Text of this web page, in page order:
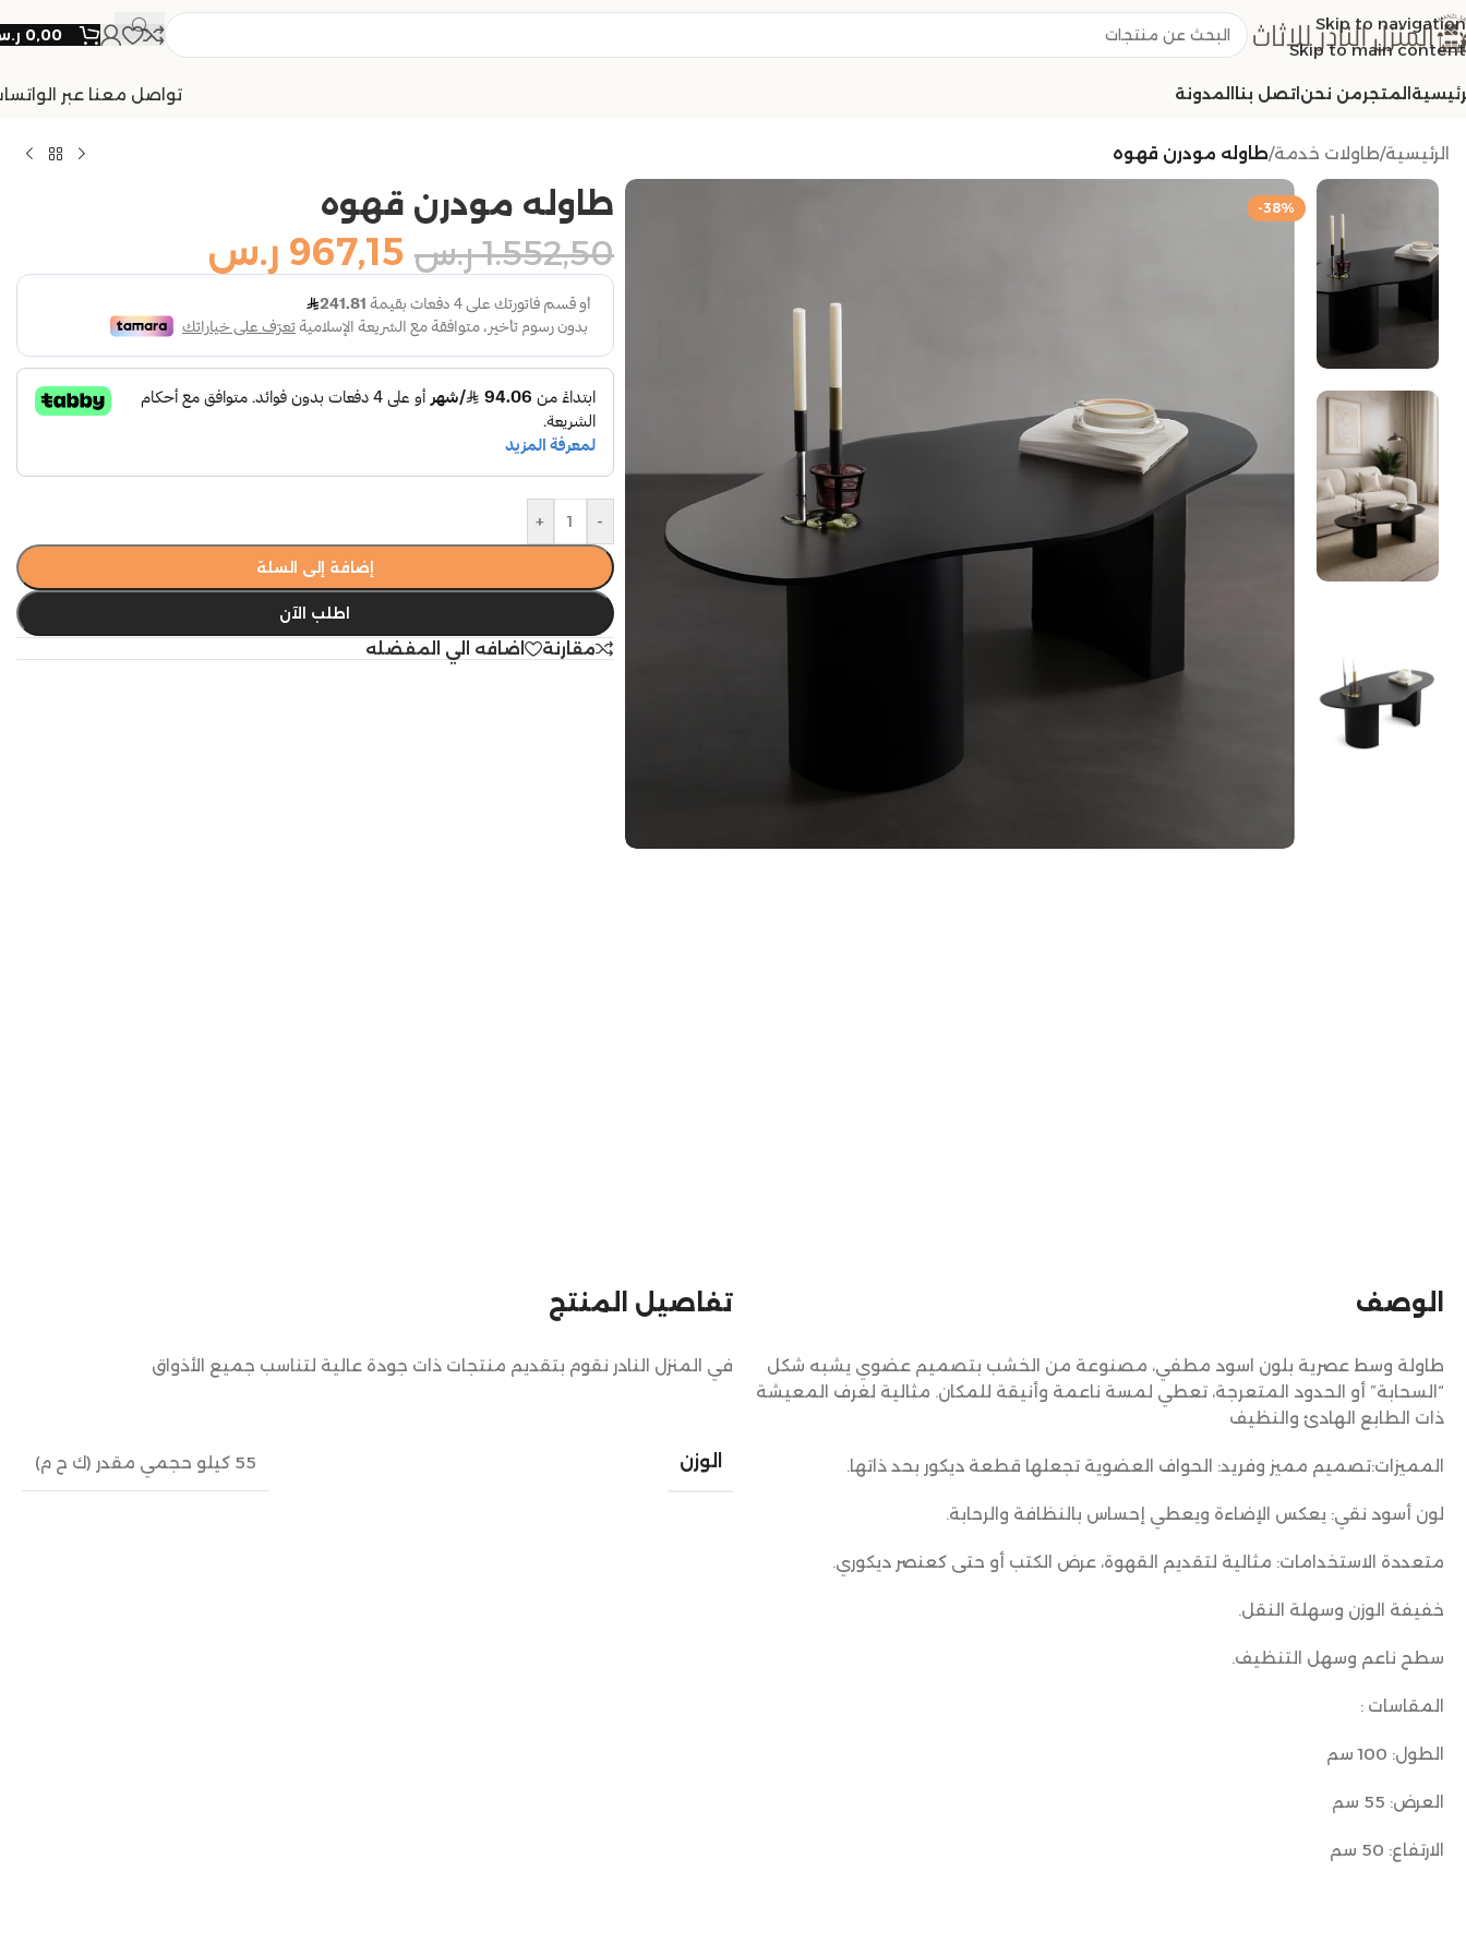
Skip to navigation
Skip to main content
0,00
المتجرمن نحن اتصل بنا المدونة تواصل معنا عبر
الرئيسية/طاولات خدمة/طاوله مودرن قهوه
-38% طاوله مودرن قهوه
1.552,50 ر.س 967,15 ر.س
-
+
إضافة إلى السلة
اطلب الآن
مقارنة اضافه الي المفضله
تفاصيل المنتج
في المنزل النادر نقوم بتقديم منتجات ذات جودة عالية لتناسب جميع الأذواق
الوزن 55 كيلو حجمي مقدر (ك ح م)
الوصف
طاولة وسط عصرية بلون اسود مطفي، مصنوعة من الخشب بتصميم عضوي يشبه شكل
“السحابة” أو الحدود المتعرجة، تعطي لمسة ناعمة وأنيقة للمكان. مثالية لغرف المعيشة
ذات الطابع الهادئ والنظيف
المميزات:تصميم مميز وفريد: الحواف العضوية تجعلها قطعة ديكور بحد ذاتها.
لون أسود نقي: يعكس الإضاءة ويعطي إحساس بالنظافة والرحابة.
متعددة الاستخدامات: مثالية لتقديم القهوة، عرض الكتب أو حتى كعنصر ديكوري.
خفيفة الوزن وسهلة النقل.
سطح ناعم وسهل التنظيف.
المقاسات :
الطول: 100 سم
العرض: 55 سم
الارتفاع: 50 سم